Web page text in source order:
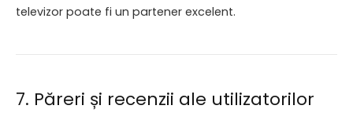
televizor poate fi un partener excelent.
7. Păreri și recenzii ale utilizatorilor